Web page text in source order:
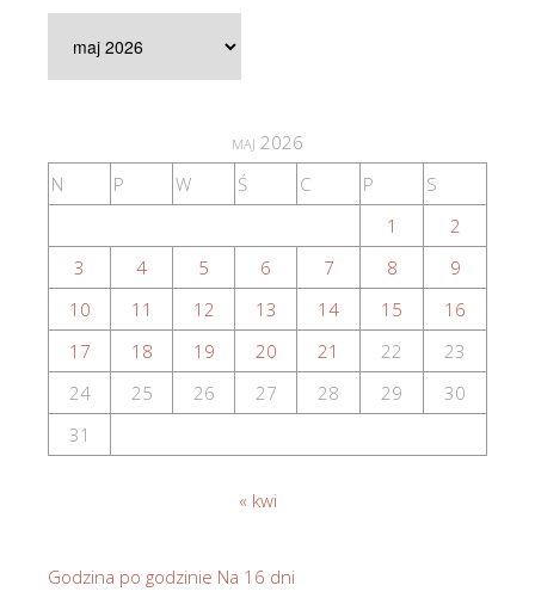
archiwalne
maj 2026
N
P W Ś C P
S
1
2
3
4 5 6 7 8
9
10
11 12 13 14 15
16
17
18 19 20 21 22
23
24
25 26 27 28 29
30
31
« kwi
Godzina po godzinie Na 16 dni